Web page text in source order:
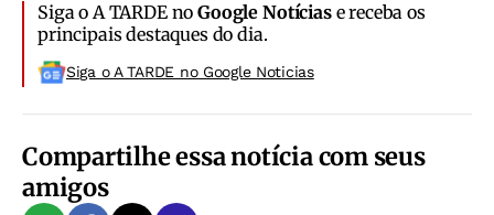
Siga o A TARDE noGoogle Notíciase receba os
principais destaques do dia.
Siga o A TARDE no Google Noticias
Compartilhe essa notícia com seus
amigos